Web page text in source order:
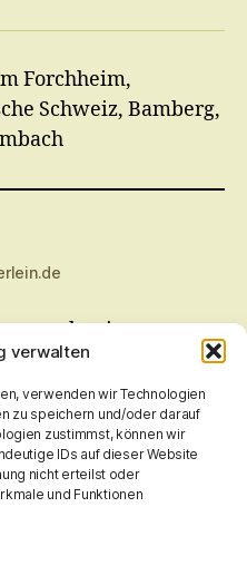
verwalten
verwenden wir Technologien
zu speichern und/oder darauf
zustimmst, können wir
IDs auf dieser Website
nicht erteilst oder
und Funktionen
Forchheim,
Schweiz, Bamberg,
auch sein.
bitte